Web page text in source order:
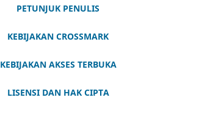
PETUNJUK PENULIS
KEBIJAKAN CROSSMARK
KEBIJAKAN AKSES TERBUKA
LISENSI DAN HAK CIPTA